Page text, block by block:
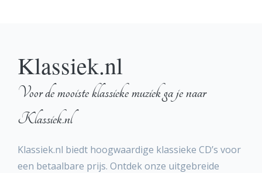
Klassiek.nl
Voor de mooiste klassieke muziek ga je naar
Klassiek.nl
Klassiek.nl biedt hoogwaardige klassieke CD’s voor
een betaalbare prijs. Ontdek onze uitgebreide